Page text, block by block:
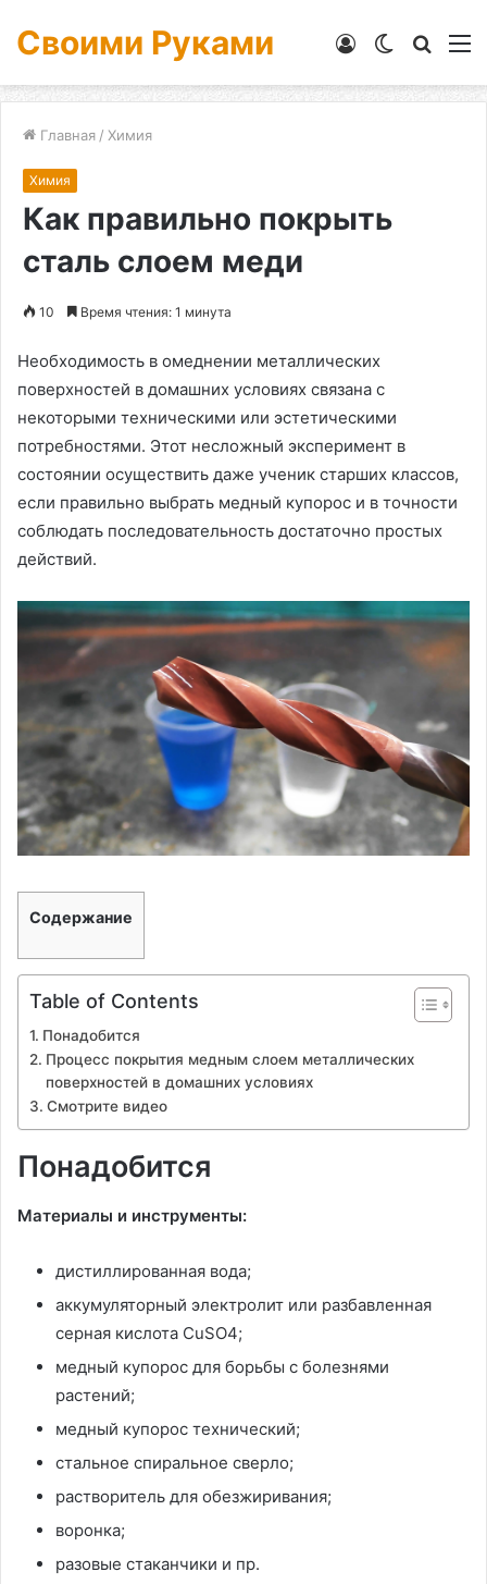
Своими Руками
Switch
Войти
Главная / Химия
Химия
Как правильно покрыть
сталь слоем меди
10 Время чтения: 1 минута
Необходимость в омеднении металлических
поверхностей в домашних условиях связана с
некоторыми техническими или эстетическими
потребностями. Этот несложный эксперимент в
состоянии осуществить даже ученик старших классов,
если правильно выбрать медный купорос и в точности
соблюдать последовательность достаточно простых
действий.
Содержание
Table of Contents
Понадобится
Процесс покрытия медным слоем металлических
поверхностей в домашних условиях
Смотрите видео
Понадобится
Материалы и инструменты:
дистиллированная вода;
аккумуляторный электролит или разбавленная
серная кислота CuSO4;
медный купорос для борьбы с болезнями
растений;
медный купорос технический;
стальное спиральное сверло;
растворитель для обезжиривания;
воронка;
разовые стаканчики и пр.